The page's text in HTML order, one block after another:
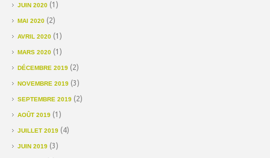
JUIN 2020 (1)
MAI 2020 (2)
AVRIL 2020 (1)
MARS 2020 (1)
DÉCEMBRE 2019 (2)
NOVEMBRE 2019 (3)
SEPTEMBRE 2019 (2)
AOÛT 2019 (1)
JUILLET 2019 (4)
JUIN 2019 (3)